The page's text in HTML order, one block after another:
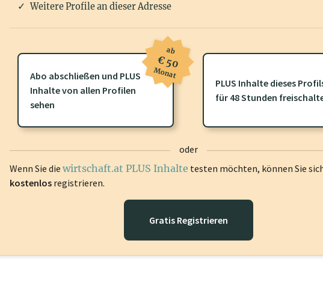
Für dieses Profil gibt es zusätzliche wirtschaft.at PLUS Inhaltedie Sie
frei oder loggen Sie sich ein um diese Inhalte zu sehen.
Weitere Profile an dieser Adresse
Abo abschließen und PLUS
Inhalte von allen Profilen
sehen
ab
€ 50
Monat
PLUS Inhalte dieses
für 48 Stunden
oder
Wenn Sie die wirtschaft.at PLUS Inhalte testen möchten, können Sie
kostenlos registrieren.
Gratis Registrieren